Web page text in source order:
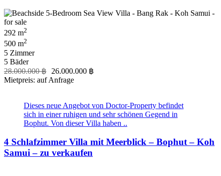
292 m2
500 m2
5 Zimmer
5 Bäder
28.000.000 ฿
26.000.000 ฿
Mietpreis: auf Anfrage
Dieses neue Angebot von Doctor-Property befindet
sich in einer ruhigen und sehr schönen Gegend in
Bophut. Von dieser Villa haben ..
4 Schlafzimmer Villa mit Meerblick – Bophut – Koh
Samui – zu verkaufen